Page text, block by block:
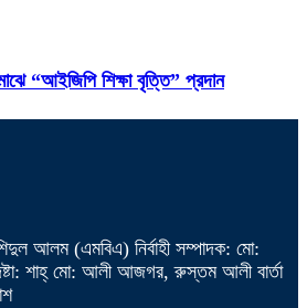
মাঝে “আইজিপি শিক্ষা বৃত্তি” প্রদান
আলম (এমবিএ) নির্বাহী সম্পাদক: মো:
শাহ্ মো: আলী আজগর, রুস্তম আলী বার্তা